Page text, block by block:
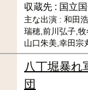
収蔵先 : 国立
主な出演 : 和田
瑞穂,前川弘子,
山口朱美,幸田宗
八丁堀暴れ
団